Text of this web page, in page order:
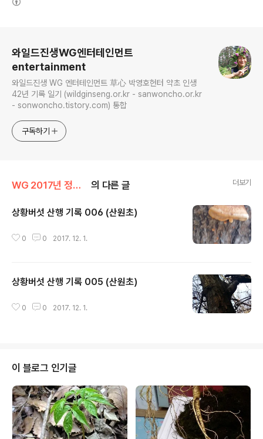
와일드진생WG엔터테인먼트
entertainment
와일드진생 WG 엔터테인먼트 草心 박영호헌터 약초 인생
42년 기록 일기 (wildginseng.or.kr - sanwoncho.or.kr
- sonwoncho.tistory.com) 통합
구독하기
WG 2017년 정유년 기록 의 다른 글 더보기
상황버섯 산행 기록 006 (산원초)
0 0 2017. 12. 1.
상황버섯 산행 기록 005 (산원초)
0 0 2017. 12. 1.
이 블로그 인기글